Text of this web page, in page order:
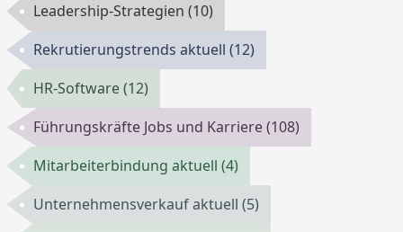
Leadership-Strategien(10)
Rekrutierungstrends aktuell(12)
HR-Software(12)
Führungskräfte Jobs und Karriere(108)
Mitarbeiterbindung aktuell(4)
Unternehmensverkauf aktuell(5)